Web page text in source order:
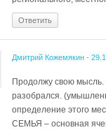
Ответить
Дмитрий Кожемякин -
Продолжу свою мысль.
разобрался.
определение этого
СЕМЬЯ – основная